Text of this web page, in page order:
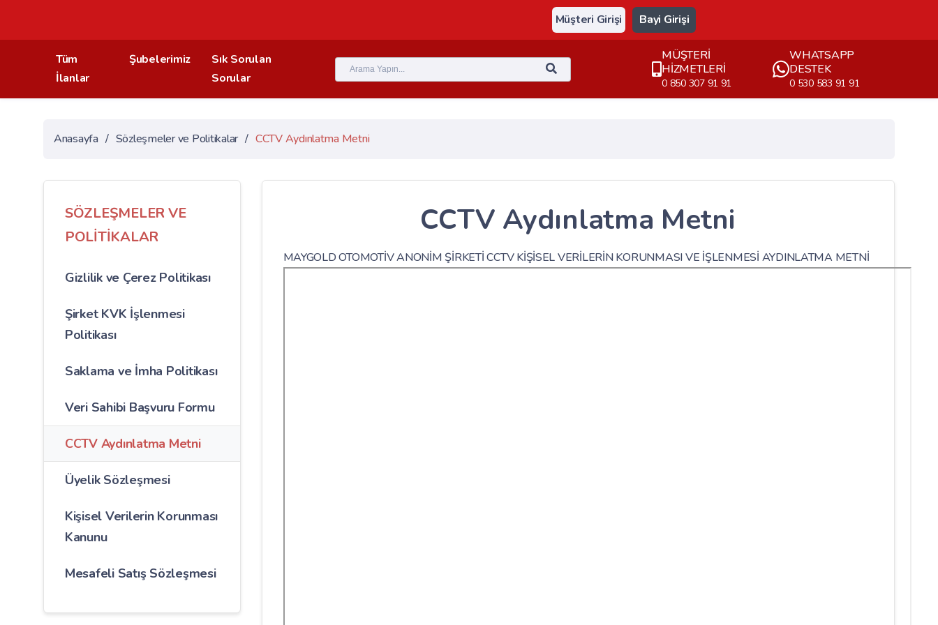
Müşteri Girişi Bayi Girişi
Tüm
İlanlar
Şubelerimiz
Sık Sorulan
Sorular
MÜŞTERİ
HİZMETLERİ
0 850 307 91 91
WHATSAPP
DESTEK
0 530 583 91 91
Anasayfa / Sözleşmeler ve Politikalar / CCTV Aydınlatma Metni
SÖZLEŞMELER VE
POLİTİKALAR
Gizlilik ve Çerez Politikası
Şirket KVK İşlenmesi
Politikası
Saklama ve İmha Politikası
Veri Sahibi Başvuru Formu
CCTV Aydınlatma Metni
Üyelik Sözleşmesi
Kişisel Verilerin Korunması
Kanunu
Mesafeli Satış Sözleşmesi
CCTV Aydınlatma Metni
MAYGOLD OTOMOTİV ANONİM ŞİRKETİ CCTV KİŞİSEL VERİLERİN KORUNMASI VE İŞLENMESİ AYDINLATMA METNİ